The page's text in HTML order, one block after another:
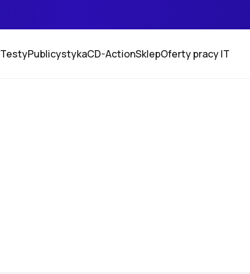
TestyPublicystykaCD-ActionSklepOferty pracy IT